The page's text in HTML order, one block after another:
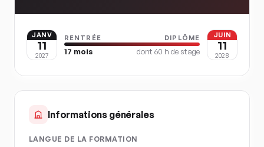
JANV
11
2027
RENTRÉE DIPLÔME
17 mois dont 60 h de stage
JUIN
11
2028
Informations générales
LANGUE DE LA FORMATION